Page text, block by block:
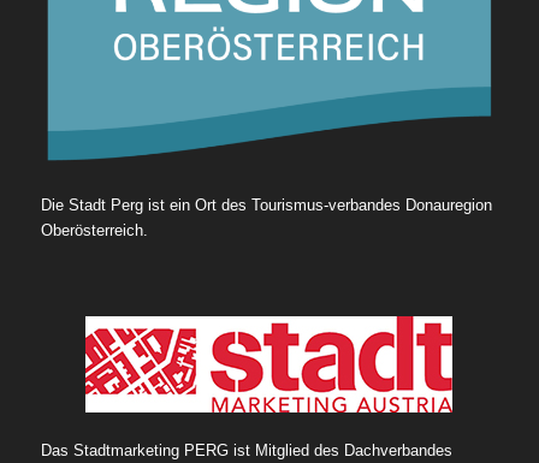
Die Stadt Perg ist ein Ort des Tourismus-verbandes Donauregion
Oberösterreich.
Das Stadtmarketing PERG ist Mitglied des Dachverbandes